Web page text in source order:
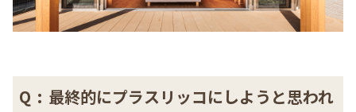
Q : 最終的にプラスリッコにしようと思われ